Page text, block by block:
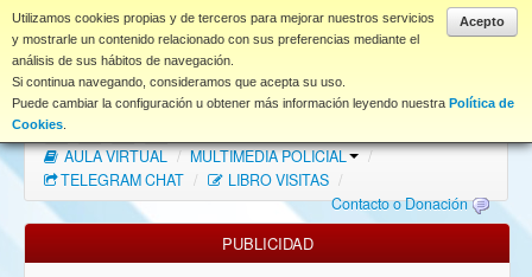
Acepto
Utilizamos cookies propias y de terceros para mejorar nuestros servicios
y mostrarle un contenido relacionado con sus preferencias mediante el
análisis de sus hábitos de navegación.
Si continua navegando, consideramos que acepta su uso.
Puede cambiar la configuración u obtener más información leyendo nuestra Política de
Cookies
www.coet.es
Portal
Índice Foros
FAQ
NORMAS FORO
Descargas
AULA VIRTUAL / MULTIMEDIA POLICIAL
/
TELEGRAM CHAT / LIBRO VISITAS /
Contacto o Donación
PUBLICIDAD